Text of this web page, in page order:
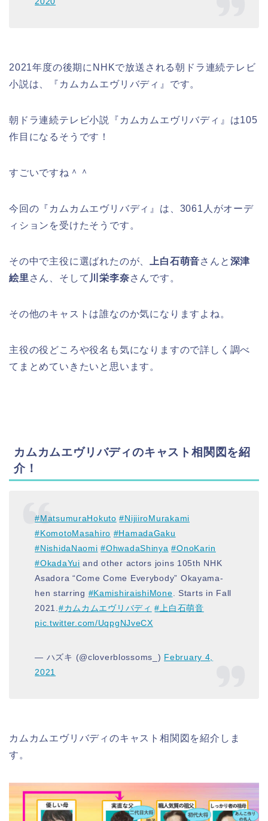
2021年度の後期にNHKで放送される朝ドラ連続テレビ
小説は、『カムカムエヴリバディ』です。
朝ドラ連続テレビ小説『カムカムエヴリバディ』は105
作目になるそうです！
すごいですね＾＾
今回の『カムカムエヴリバディ』は、3061人がオーデ
ィションを受けたそうです。
その中で主役に選ばれたのが、 上白石萌音さんと 深津
絵里 さん、そして 川栄李奈さんです。
その他のキャストは誰なのか気になりますよね。
主役の役どころや役名も気になりますので詳しく調べ
てまとめていきたいと思います。
カムカムエヴリバディのキャスト相関図を紹
介！
#MatsumuraHokuto #NijiiroMurakami
#KomotoMasahiro #HamadaGaku
#NishidaNaomi #OhwadaShinya #OnoKarin
#OkadaYui and other actors joins 105th NHK
Asadora “Come Come Everybody” Okayama-
hen starring #KamishiraishiMone . Starts in Fall
2021. #カムカムエヴリバディ #上白石萌音
pic.twitter.com/UqpgNJveCX
— ハズキ (@cloverblossoms_) February 4,
2021
カムカムエヴリバディのキャスト相関図を紹介しま
す。